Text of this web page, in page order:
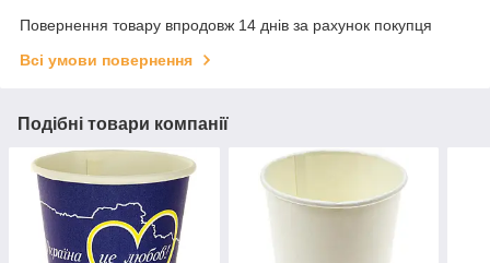
Повернення товару впродовж 14 днів за рахунок покупця
Всі умови повернення
Подібні товари компанії